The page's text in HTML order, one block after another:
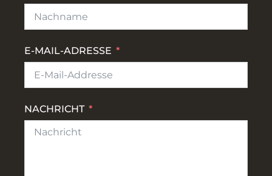
E-MAIL-ADRESSE
NACHRICHT